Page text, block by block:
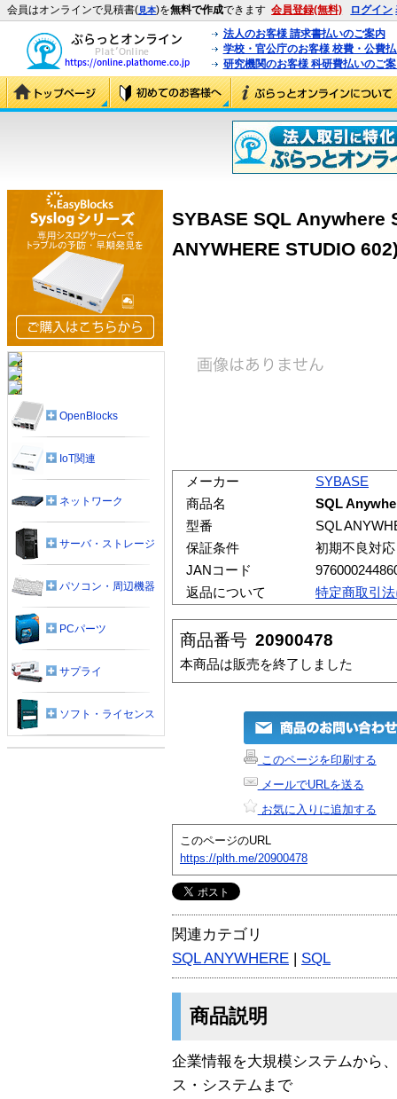
会員はオンラインで見積書(見本)を無料で作成できます 会員登録(無料) ログイン
法人のお客様 請求書払いのご案内
学校・官公庁のお客様 校費・公費
研究機関のお客様 科研費払いのご
SYBASE SQL Anywhere
ANYWHERE STUDIO
メーカー
SYBASE
商品名
SQL
型番
SQL
保証条件
初期不良対
JANコード
返品について
特定商取引
商品番号 20900478
本商品は販売を終了しました
このページを印刷する
メールでURLを送る
お気に入りに追加する
このページのURL
https://plth.me/20900478
関連カテゴリ
SQL ANYWHERE | SQL
商品説明
企業情報を大規模システムから
ス・システムまで
OpenBlocks
IoT関連
ネットワーク
サーバ・ストレージ
パソコン・周辺機器
PCパーツ
サプライ
ソフト・ライセンス